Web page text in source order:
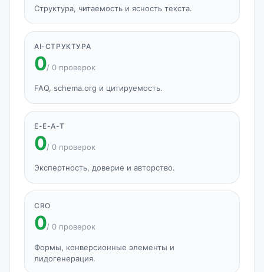
Структура, читаемость и ясность текста.
AI-СТРУКТУРА
0/ 0 проверок
FAQ, schema.org и цитируемость.
E-E-A-T
0/ 0 проверок
Экспертность, доверие и авторство.
CRO
0/ 0 проверок
Формы, конверсионные элементы и
лидогенерация.